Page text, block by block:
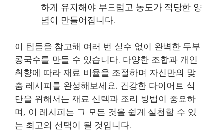
하게 유지해야 부드럽고 농도가 적당한 양
념이 만들어집니다.
이 팁들을 참고해 여러 번 실수 없이 완벽한 두부
콩국수를 만들 수 있습니다. 다양한 조합과 개인
취향에 따라 재료 비율을 조절하며 자신만의 맞
춤 레시피를 완성해보세요. 건강한 다이어트 식
단을 위해서는 재료 선택과 조리 방법이 중요하
며, 이 레시피는 그 모든 것을 쉽게 실천할 수 있
는 최고의 선택이 될 것입니다.